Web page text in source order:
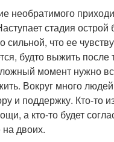
необратимого
стадия острой
сильной, что ее
будто выжить после
момент нужно
Вокруг много
и поддержку. Кто-то
а кто-то будет
на двоих.